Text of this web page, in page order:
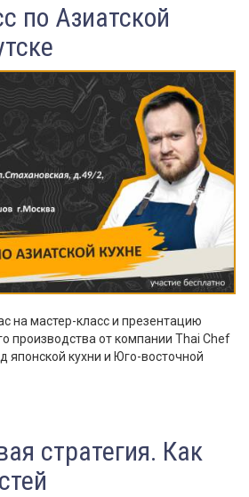
по Азиатской
на мастер-класс и презентацию
производства от компании Thai Chef
японской кухни и Юго-восточной
стратегия. Как